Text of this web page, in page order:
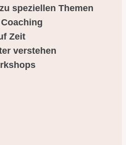
speziellen Themen
Zeit
verstehen